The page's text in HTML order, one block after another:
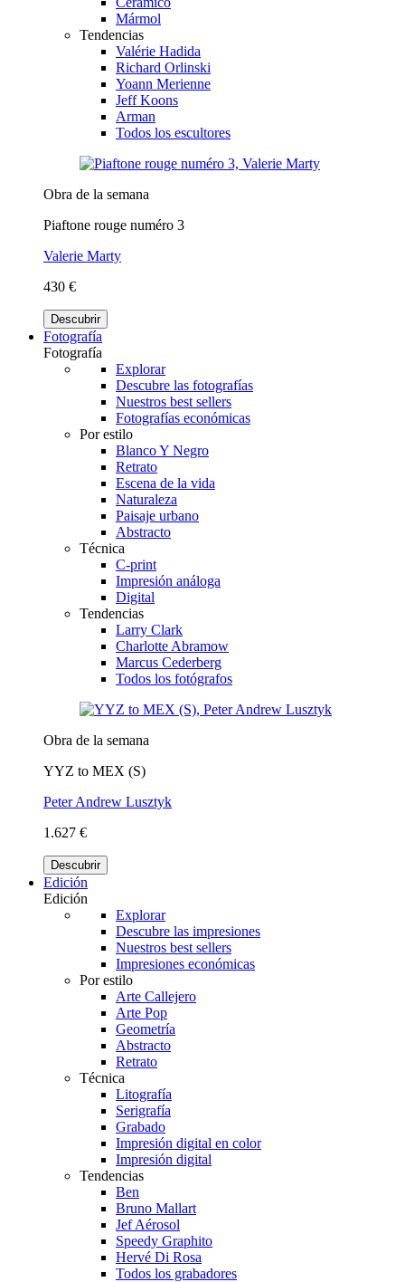
Mármol
Tendencias
Valérie Hadida
Richard Orlinski
Yoann Merienne
Jeff Koons
Arman
Todos los escultores
Obra de la semana
Piaftone rouge numéro 3
Valerie Marty
430 €
Descubrir
Fotografía
Fotografía
Explorar
Descubre las fotografías
Nuestros best sellers
Fotografías económicas
Por estilo
Blanco Y Negro
Retrato
Escena de la vida
Naturaleza
Paisaje urbano
Abstracto
Técnica
C-print
Impresión análoga
Digital
Tendencias
Larry Clark
Charlotte Abramow
Marcus Cederberg
Todos los fotógrafos
Obra de la semana
YYZ to MEX (S)
Peter Andrew Lusztyk
1.627 €
Descubrir
Edición
Edición
Explorar
Descubre las impresiones
Nuestros best sellers
Impresiones económicas
Por estilo
Arte Callejero
Arte Pop
Geometría
Abstracto
Retrato
Técnica
Litografía
Serigrafía
Grabado
Impresión digital en color
Impresión digital
Tendencias
Ben
Bruno Mallart
Jef Aérosol
Speedy Graphito
Hervé Di Rosa
Todos los grabadores